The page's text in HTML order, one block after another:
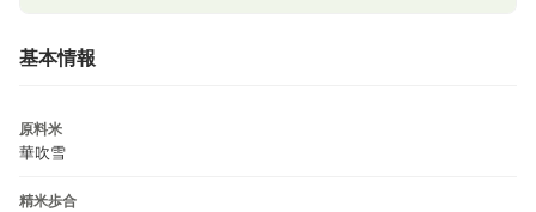
基本情報
原料米
華吹雪
精米歩合